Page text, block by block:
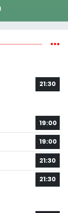
21:30
19:00
19:00
21:30
21:30